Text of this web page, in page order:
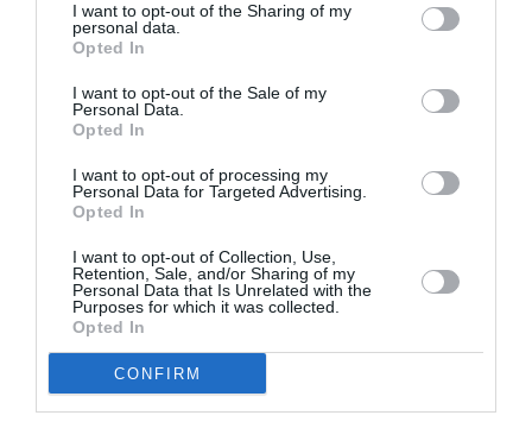
I want to opt-out of the Sharing of my
personal data.
Opted In
I want to opt-out of the Sale of my
Personal Data.
Opted In
I want to opt-out of processing my
Personal Data for Targeted Advertising.
Opted In
I want to opt-out of Collection, Use,
Retention, Sale, and/or Sharing of my
Personal Data that Is Unrelated with the
Purposes for which it was collected.
Opted In
CONFIRM
Ακολουθήστε το Culturenow.gr
«Απομακρυσμένα
Βουνά και Ποτάμια:
Πνευματική
Πατρίδα»:
Η Ελλάδα μέσα από
Έκθεση στο